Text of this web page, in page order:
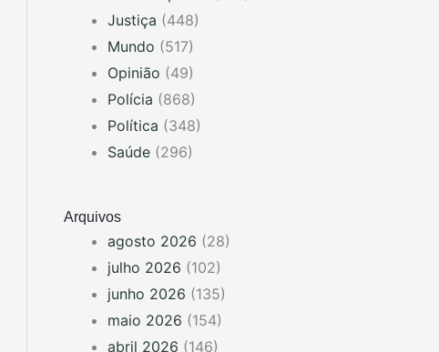
Justiça (448)
Mundo (517)
Opinião (49)
Polícia (868)
Política (348)
Saúde (296)
Arquivos
agosto 2026 (28)
julho 2026 (102)
junho 2026 (135)
maio 2026 (154)
abril 2026 (146)